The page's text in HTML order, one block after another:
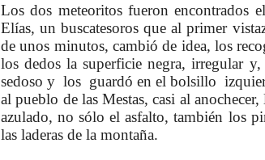
Los dos meteoritos fueron encontrados
Elías, un buscatesoros que al primer
de unos minutos, cambió de idea, los
los dedos la superficie negra, irregular
sedoso y los guardó en el bolsillo
al pueblo de las Mestas, casi al
azulado, no sólo el asfalto, también los
las laderas de la montaña.